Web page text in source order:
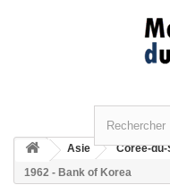
Asie Corée-du-
1962 - Bank of Korea